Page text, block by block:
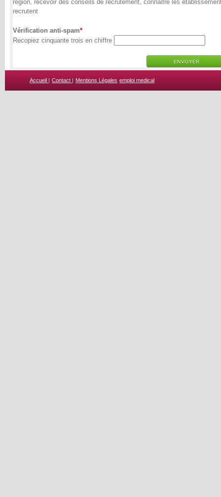
region, recevoir des conseils de recrutement, connaitre les
recrutent
Vérification anti-spam
Recopiez cinquante trois en chiffre
Accueil | Contact | Mentions Légales emploi medical